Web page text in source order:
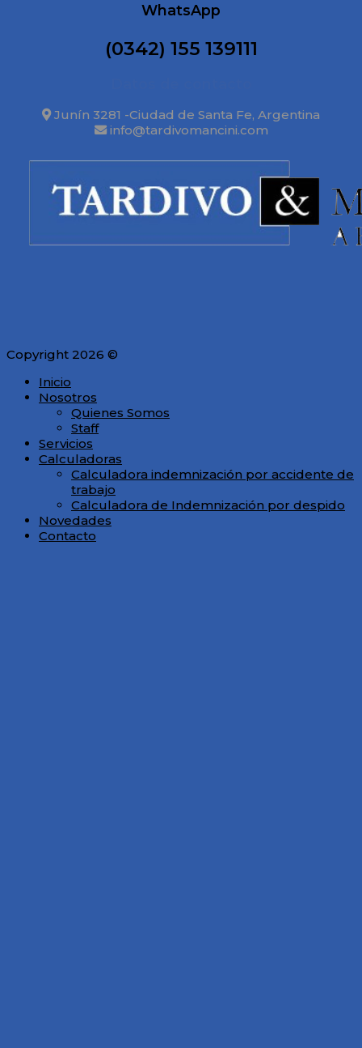
WhatsApp
(0342) 155 139111
Junín 3281 -Ciudad de Santa Fe, Argentina
info@tardivomancini.com
Copyright 2026 ©
Inicio
Nosotros
Quienes Somos
Staff
Servicios
Calculadoras
Calculadora indemnización por accidente de
trabajo
Calculadora de Indemnización por despido
Novedades
Contacto